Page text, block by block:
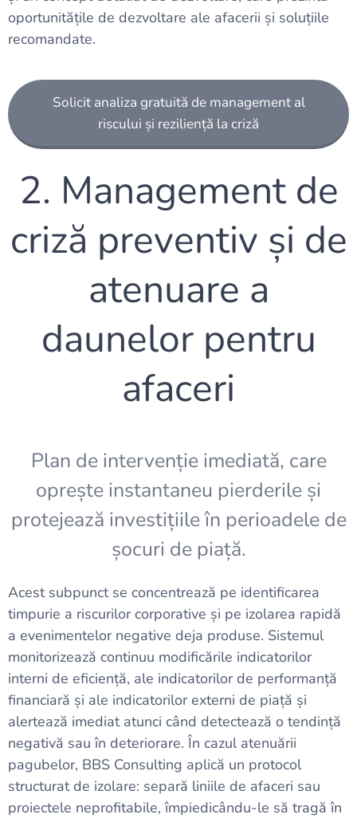
oportunitățile de dezvoltare ale afacerii și soluțiile
recomandate.
Solicit analiza gratuită de management al
riscului și reziliență la criză
2. Management de
criză preventiv și de
atenuare a
daunelor pentru
afaceri
Plan de intervenție imediată, care
oprește instantaneu pierderile și
protejează investițiile în perioadele de
șocuri de piață.
Acest subpunct se concentrează pe identificarea
timpurie a riscurilor corporative și pe izolarea rapidă
a evenimentelor negative deja produse. Sistemul
monitorizează continuu modificările indicatorilor
interni de eficiență, ale indicatorilor de performanță
financiară și ale indicatorilor externi de piață și
alertează imediat atunci când detectează o tendință
negativă sau în deteriorare. În cazul atenuării
pagubelor, BBS Consulting aplică un protocol
structurat de izolare: separă liniile de afaceri sau
proiectele neprofitabile, împiedicându-le să tragă în